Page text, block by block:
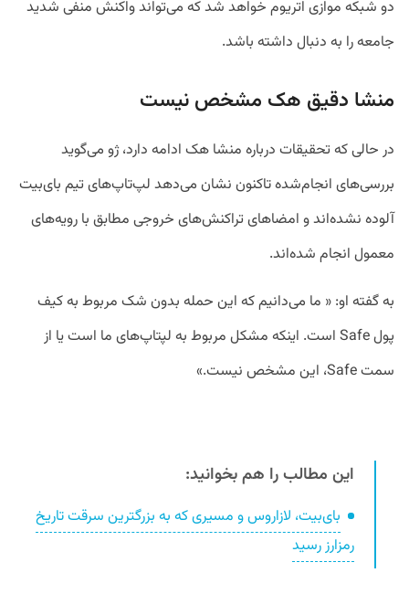
دو شبکه موازی اتریوم خواهد شد که می‌تواند واکنش منفی شدید
جامعه را به دنبال داشته باشد.
منشا دقیق هک مشخص نیست
در حالی که تحقیقات درباره منشا هک ادامه دارد، ژو می‌گوید
بررسی‌های انجام‌شده تاکنون نشان می‌دهد لپ‌تاپ‌های تیم بای‌بیت
آلوده نشده‌اند و امضاهای تراکنش‌های خروجی مطابق با رویه‌های
معمول انجام شده‌اند.
به گفته او: « ما می‌دانیم که این حمله بدون شک مربوط به کیف
پول Safe است. اینکه مشکل مربوط به لپتاپ‌های ما است یا از
سمت Safe، این مشخص نیست.»
این مطالب را هم بخوانید:
بای‌بیت، لازاروس و مسیری که به بزرگترین سرقت تاریخ
رمزارز رسید